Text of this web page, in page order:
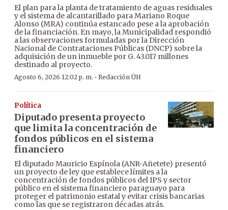
El plan para la planta de tratamiento de aguas residuales
y el sistema de alcantarillado para Mariano Roque
Alonso (MRA) continúa estancado pese a la aprobación
de la financiación. En mayo, la Municipalidad respondió
a las observaciones formuladas por la Dirección
Nacional de Contrataciones Públicas (DNCP) sobre la
adquisición de un inmueble por G. 43.017 millones
destinado al proyecto.
Agosto 6, 2026 12:02 p. m. · Redacción ÚH
Política
Diputado presenta proyecto
que limita la concentración de
fondos públicos en el sistema
financiero
El diputado Mauricio Espínola (ANR-Añetete) presentó
un proyecto de ley que establece límites a la
concentración de fondos públicos del IPS y sector
público en el sistema financiero paraguayo para
proteger el patrimonio estatal y evitar crisis bancarias
como las que se registraron décadas atrás.